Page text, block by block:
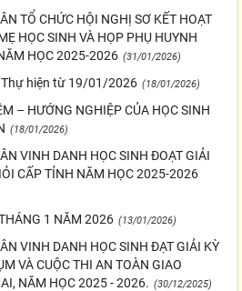
TỔ CHỨC HỘI NGHỊ SƠ KẾT HOẠT
HỌC SINH VÀ HỌP PHỤ HUYNH
HỌC 2025-2026 (31/01/2026)
hiện từ 19/01/2026 (18/01/2026)
– HƯỚNG NGHIỆP CỦA HỌC SINH
(18/01/2026)
VINH DANH HỌC SINH ĐOẠT GIẢI
CẤP TỈNH NĂM HỌC 2025-2026
1 NĂM 2026 (13/01/2026)
VINH DANH HỌC SINH ĐẠT GIẢI KỲ
VÀ CUỘC THI AN TOÀN GIAO
NĂM HỌC 2025 - 2026. (30/12/2025)